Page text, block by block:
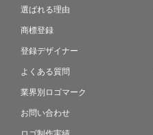
選ばれる理由
商標登録
登録デザイナー
よくある質問
業界別ロゴマーク
お問い合わせ
ロゴ制作実績